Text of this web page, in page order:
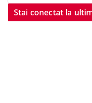
Stai conectat la